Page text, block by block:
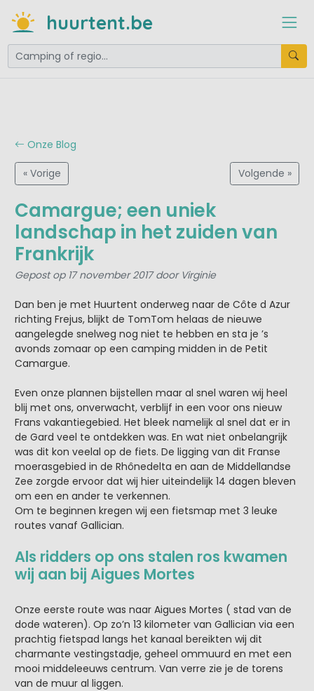
huurtent.be
Onze Blog
« Vorige Volgende »
Camargue; een uniek
landschap in het zuiden van
Frankrijk
Gepost op 17 november 2017 door Virginie
Dan ben je met Huurtent onderweg naar de Côte d Azur
richting Frejus, blijkt de TomTom helaas de nieuwe
aangelegde snelweg nog niet te hebben en sta je ’s
avonds zomaar op een camping midden in de Petit
Camargue.
Even onze plannen bijstellen maar al snel waren wij heel
blij met ons, onverwacht, verblijf in een voor ons nieuw
Frans vakantiegebied. Het bleek namelijk al snel dat er in
de Gard veel te ontdekken was. En wat niet onbelangrijk
was dit kon veelal op de fiets. De ligging van dit Franse
moerasgebied in de Rhônedelta en aan de Middellandse
Zee zorgde ervoor dat wij hier uiteindelijk 14 dagen bleven
om een en ander te verkennen.
Om te beginnen kregen wij een fietsmap met 3 leuke
routes vanaf Gallician.
Als ridders op ons stalen ros kwamen
wij aan bij Aigues Mortes
Onze eerste route was naar Aigues Mortes ( stad van de
dode wateren). Op zo’n 13 kilometer van Gallician via een
prachtig fietspad langs het kanaal bereikten wij dit
charmante vestingstadje, geheel ommuurd en met een
mooi middeleeuws centrum. Van verre zie je de torens
van de muur al liggen.